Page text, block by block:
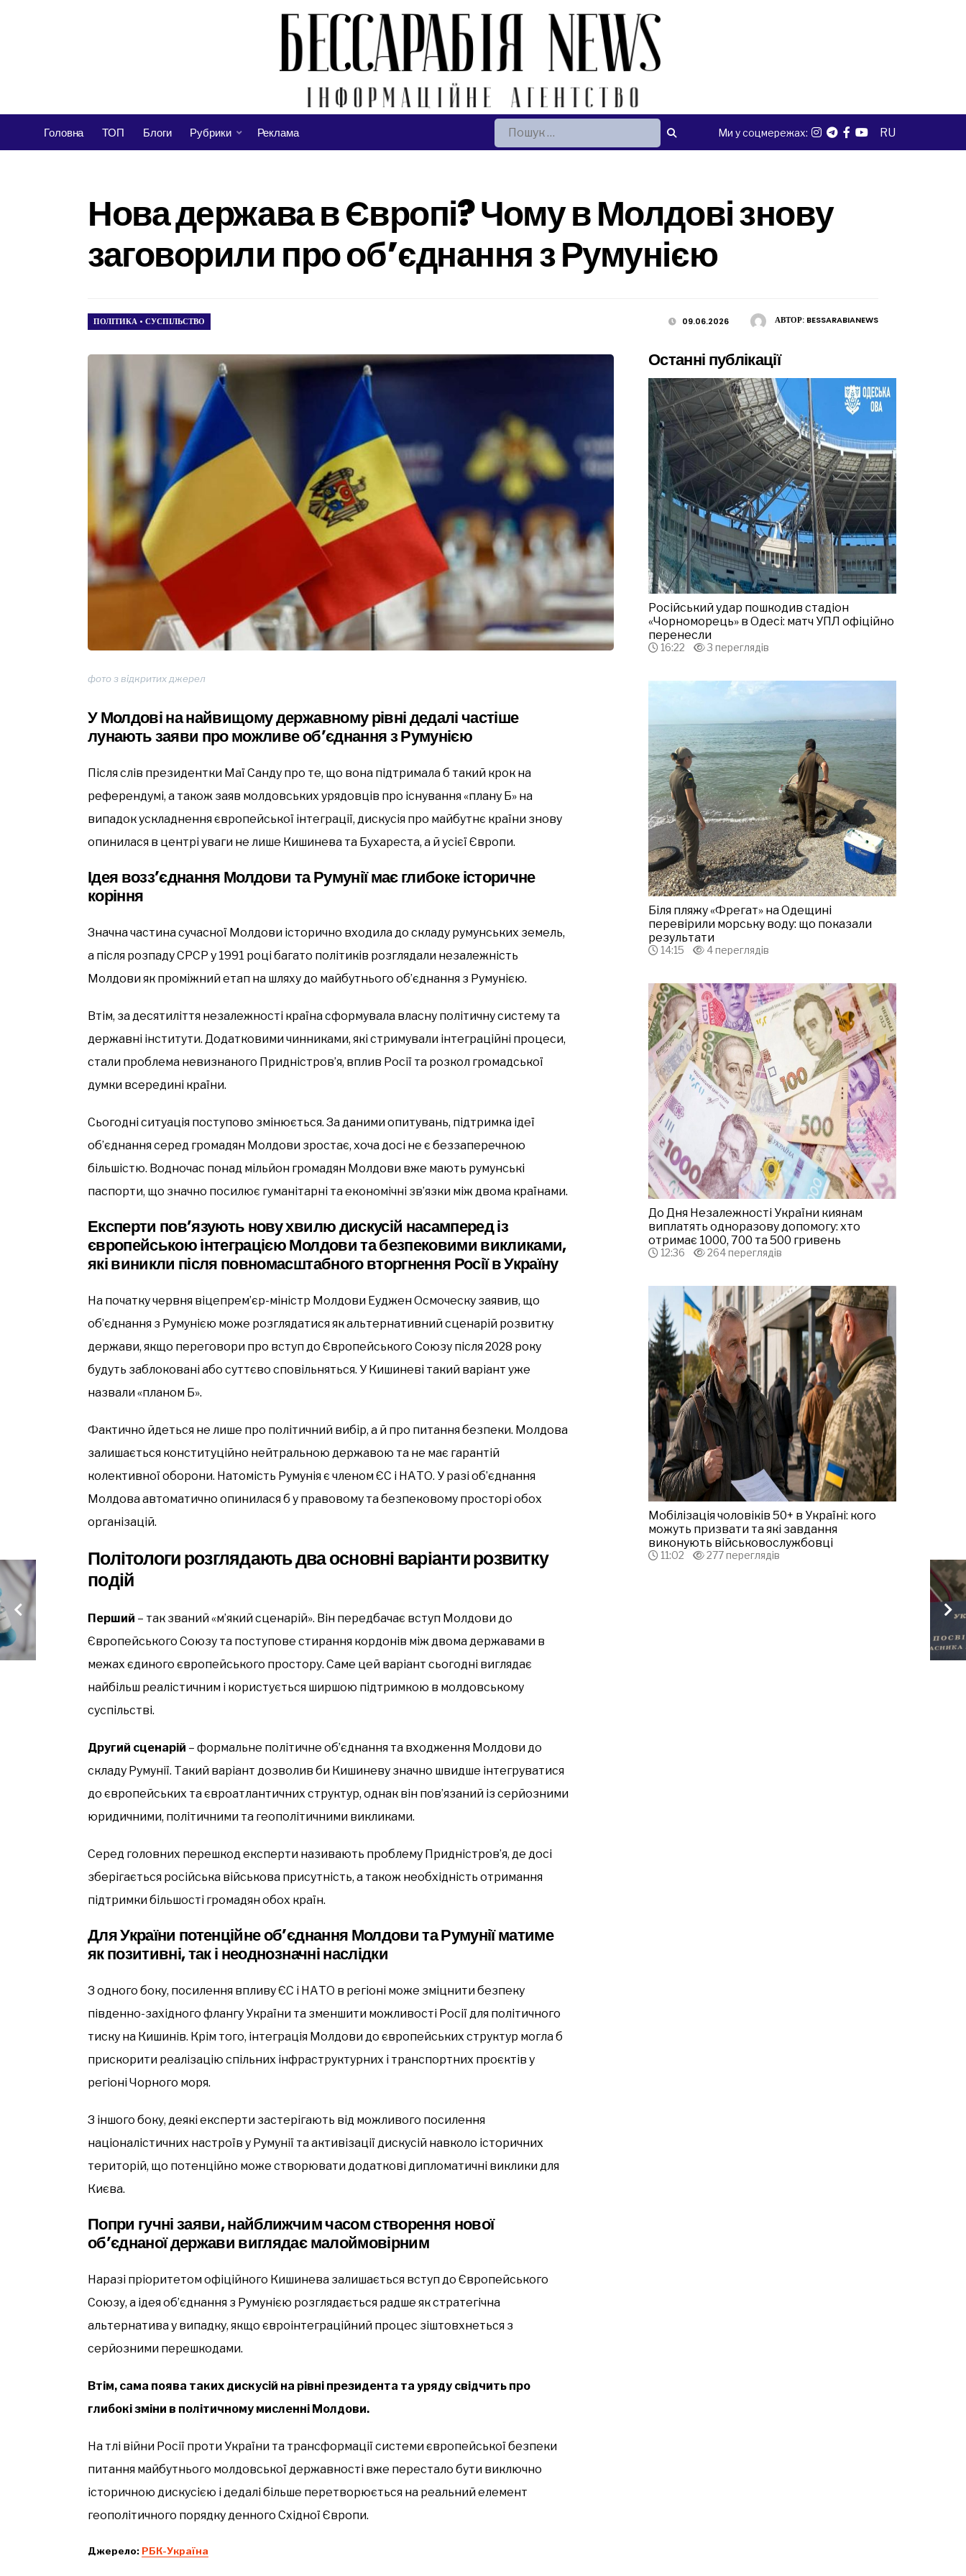
Головна ТОП Блоги Рубрики Реклама Пошук: Ми у соцмережах: RU
Нова держава в Європі? Чому в Молдові знову
заговорили про об’єднання з Румунією
АВТОР: BESSARABIANEWS
09.06.2026
ПОЛІТИКА • СУСПІЛЬСТВО
фото з відкритих джерел
У Молдові на найвищому державному рівні дедалі частіше
лунають заяви про можливе об’єднання з Румунією
Після слів президентки Маї Санду про те, що вона підтримала б такий крок на
референдумі, а також заяв молдовських урядовців про існування «плану Б» на
випадок ускладнення європейської інтеграції, дискусія про майбутнє країни знову
опинилася в центрі уваги не лише Кишинева та Бухареста, а й усієї Європи.
Ідея возз’єднання Молдови та Румунії має глибоке історичне
коріння
Значна частина сучасної Молдови історично входила до складу румунських земель,
а після розпаду СРСР у 1991 році багато політиків розглядали незалежність
Молдови як проміжний етап на шляху до майбутнього об’єднання з Румунією.
Втім, за десятиліття незалежності країна сформувала власну політичну систему та
державні інститути. Додатковими чинниками, які стримували інтеграційні процеси,
стали проблема невизнаного Придністров’я, вплив Росії та розкол громадської
думки всередині країни.
Сьогодні ситуація поступово змінюється. За даними опитувань, підтримка ідеї
об’єднання серед громадян Молдови зростає, хоча досі не є беззаперечною
більшістю. Водночас понад мільйон громадян Молдови вже мають румунські
паспорти, що значно посилює гуманітарні та економічні зв’язки між двома країнами.
Експерти пов’язують нову хвилю дискусій насамперед із
європейською інтеграцією Молдови та безпековими викликами,
які виникли після повномасштабного вторгнення Росії в Україну
На початку червня віцепрем’єр-міністр Молдови Еуджен Осмоческу заявив, що
об’єднання з Румунією може розглядатися як альтернативний сценарій розвитку
держави, якщо переговори про вступ до Європейського Союзу після 2028 року
будуть заблоковані або суттєво сповільняться. У Кишиневі такий варіант уже
назвали «планом Б».
Фактично йдеться не лише про політичний вибір, а й про питання безпеки. Молдова
залишається конституційно нейтральною державою та не має гарантій
колективної оборони. Натомість Румунія є членом ЄС і НАТО. У разі об’єднання
Молдова автоматично опинилася б у правовому та безпековому просторі обох
організацій.
Політологи розглядають два основні варіанти розвитку
подій
Перший – так званий «м’який сценарій». Він передбачає вступ Молдови до
Європейського Союзу та поступове стирання кордонів між двома державами в
межах єдиного європейського простору. Саме цей варіант сьогодні виглядає
найбільш реалістичним і користується ширшою підтримкою в молдовському
суспільстві.
Другий сценарій – формальне політичне об’єднання та входження Молдови до
складу Румунії. Такий варіант дозволив би Кишиневу значно швидше інтегруватися
до європейських та євроатлантичних структур, однак він пов’язаний із серйозними
юридичними, політичними та геополітичними викликами.
Серед головних перешкод експерти називають проблему Придністров’я, де досі
зберігається російська військова присутність, а також необхідність отримання
підтримки більшості громадян обох країн.
Для України потенційне об’єднання Молдови та Румунії матиме
як позитивні, так і неоднозначні наслідки
З одного боку, посилення впливу ЄС і НАТО в регіоні може зміцнити безпеку
південно-західного флангу України та зменшити можливості Росії для політичного
тиску на Кишинів. Крім того, інтеграція Молдови до європейських структур могла б
прискорити реалізацію спільних інфраструктурних і транспортних проєктів у
регіоні Чорного моря.
З іншого боку, деякі експерти застерігають від можливого посилення
націоналістичних настроїв у Румунії та активізації дискусій навколо історичних
територій, що потенційно може створювати додаткові дипломатичні виклики для
Києва.
Попри гучні заяви, найближчим часом створення нової
об’єднаної держави виглядає малоймовірним
Наразі пріоритетом офіційного Кишинева залишається вступ до Європейського
Союзу, а ідея об’єднання з Румунією розглядається радше як стратегічна
альтернатива у випадку, якщо євроінтеграційний процес зіштовхнеться з
серйозними перешкодами.
Втім, сама поява таких дискусій на рівні президента та уряду свідчить про
глибокі зміни в політичному мисленні Молдови.
На тлі війни Росії проти України та трансформації системи європейської безпеки
питання майбутнього молдовської державності вже перестало бути виключно
історичною дискусією і дедалі більше перетворюється на реальний елемент
геополітичного порядку денного Східної Європи.
Джерело: РБК-Україна
Останні публікації
Російський удар пошкодив стадіон
«Чорноморець» в Одесі: матч УПЛ офіційно
перенесли
16:22 3 переглядів
Біля пляжу «Фрегат» на Одещині
перевірили морську воду: що показали
результати
14:15 4 переглядів
До Дня Незалежності України киянам
виплатять одноразову допомогу: хто
отримає 1000, 700 та 500 гривень
12:36 264 переглядів
Мобілізація чоловіків 50+ в Україні: кого
можуть призвати та які завдання
виконують військовослужбовці
11:02 277 переглядів